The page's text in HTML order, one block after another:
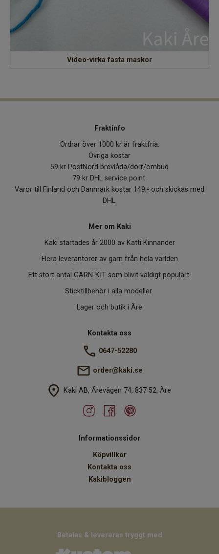
Video-virka fasta maskor
Fraktinfo
Ordrar över 1000 kr är fraktfria.
Övriga kostar
59 kr PostNord brevlåda/dörr/ombud
79 kr DHL service point
Varor till Finland och Danmark kostar 149:- och skickas med
DHL.
Mer om Kaki
Kaki startades år 2000 av Katti Kinnander
Flera leverantörer av garn från hela världen
Ett stort antal GARN-KIT som blivit väldigt populärt
Sticktillbehör i alla modeller
Lager och butik i Åre
Kontakta oss
0647-52280
order@kaki.se
Kaki AB, Årevägen 74, 837 52, Åre
Informationssidor
Köpvillkor
Kontakta oss
Kakibloggen
Betalas & levereras tryggt med